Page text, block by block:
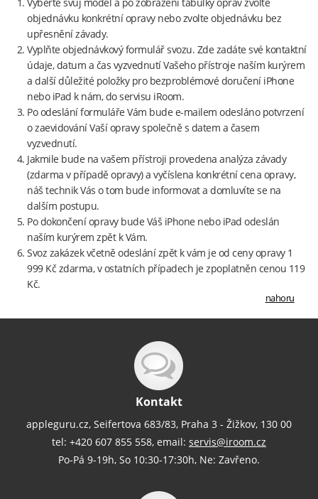
objednávku konkrétní opravy nebo zvolte objednávku bez
upřesnění závady.
Vyplňte objednávkový formulář svozu. Zde zadáte své kontaktní
údaje, datum a čas vyzvednutí Vašeho přístroje naším kurýrem
a další důležité položky pro bezproblémové doručení iPhone
nebo iPad k nám, do servisu iRoom.
Po odeslání formuláře Vám bude e-mailem odesláno potvrzení
o zaevidování Vaší opravy společně s datem a časem
vyzvednutí.
Jakmile bude na vašem přístroji provedena analýza závady
(zdarma v případě opravy) a vyčíslena konkrétní cena opravy,
náš technik Vás o tom bude informovat a domluvíte se na
dalším postupu.
Po dokončení opravy bude Váš iPhone nebo iPad odeslán
naším kurýrem zpět k Vám.
Svoz zakázek včetně odeslání zpět k vám je od ceny opravy 1
999 Kč zdarma, v ostatních případech je zpoplatněn cenou 119
Kč.
nahoru
Kontakt
appleguru.cz, Seifertova 683/83, Praha 3 - Žižkov, 130 00
tel: +420 607 855 558, email: servis@iroom.cz
Po-Pá 9-19h, So 10:30-17:30h, Ne: Zavřeno.